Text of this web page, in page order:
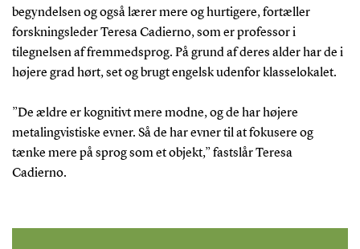
begyndelsen og også lærer mere og hurtigere, fortæller
forskningsleder Teresa Cadierno, som er professor i
tilegnelsen af fremmedsprog. På grund af deres alder har de i
højere grad hørt, set og brugt engelsk udenfor klasselokalet.
”De ældre er kognitivt mere modne, og de har højere
metalingvistiske evner. Så de har evner til at fokusere og
tænke mere på sprog som et objekt,” fastslår Teresa
Cadierno.